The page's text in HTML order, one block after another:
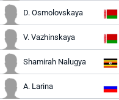
D. Osmolovskaya
V. Vazhinskaya
Shamirah Nalugya
A. Larina